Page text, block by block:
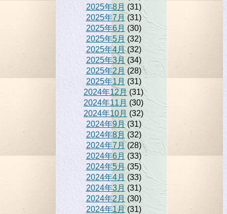
2025年8月 (31)
2025年7月 (31)
2025年6月 (30)
2025年5月 (32)
2025年4月(32)
2025年3月(34)
2025年2月 (28)
2025年1月 (31)
2024年12月 (31)
2024年11月 (30)
2024年10月 (32)
2024年9月(31)
2024年8月(32)
2024年7月 (28)
2024年6月(33)
2024年5月(35)
2024年4月 (33)
2024年3月 (31)
2024年2月 (30)
2024年1月(31)